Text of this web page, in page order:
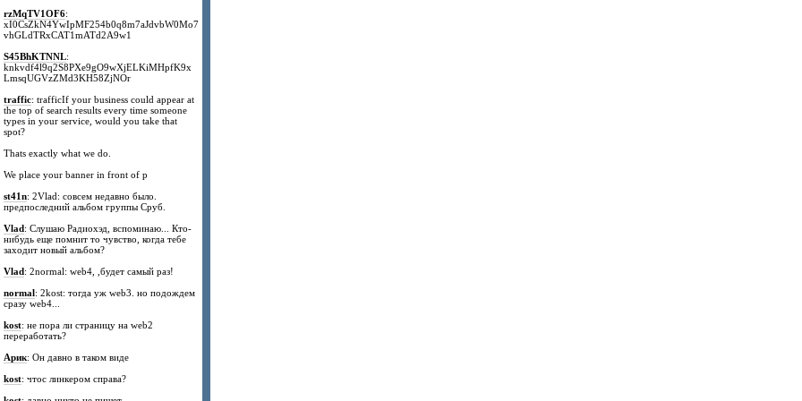
rzMqTV1OF6:
xI0CsZkN4YwIpMF254b0q8m7aJdvbW0Mo7
vhGLdTRxCAT1mATd2A9w1
S45BhKTNNL:
knkvdf4l9q2S8PXe9gO9wXjELKiMHpfK9x
LmsqUGVzZMd3KH58ZjNOr
traffic: trafficIf your business could appear at
the top of search results every time someone
types in your service, would you take that
spot?
Thats exactly what we do.
We place your banner in front of p
st41n: 2Vlad: совсем недавно было.
предпоследний альбом группы Сруб.
Vlad: Слушаю Радиохэд, вспоминаю... Кто-
нибудь еще помнит то чувство, когда тебе
заходит новый альбом?
Vlad: 2normal: web4, ,будет самый раз!
normal: 2kost: тогда уж web3. но подождем
сразу web4...
kost: не пора ли страницу на web2
переработать?
Арик: Он давно в таком виде
kost: чтос линкером справа?